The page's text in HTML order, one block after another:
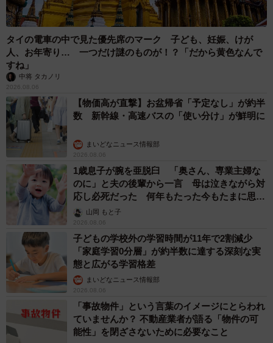
タイの電車の中で見た優先席のマーク 子ども、妊娠、けが
人、お年寄り… 一つだけ謎のものが！？「だから黄色なんで
すね」
中将 タカノリ
2026.08.06
【物価高が直撃】お盆帰省「予定なし」が約半
数 新幹線・高速バスの「使い分け」が鮮明に
まいどなニュース情報部
2026.08.06
1歳息子が腕を亜脱臼 「奥さん、専業主婦な
のに」と夫の後輩から一言 母は泣きながら対
応し必死だった 何年もたった今もたまに思い
出し…山岡 もと子
2026.08.06
子どもの学校外の学習時間が11年で2割減少
「家庭学習0分層」が約半数に達する深刻な実
態と広がる学習格差
まいどなニュース情報部
2026.08.06
「事故物件」という言葉のイメージにとらわれ
ていませんか？ 不動産業者が語る「物件の可
能性」を閉ざさないために必要なこと